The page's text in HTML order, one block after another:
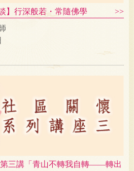
】行深般若・常隨佛學
第三講「青山不轉我自轉——轉出